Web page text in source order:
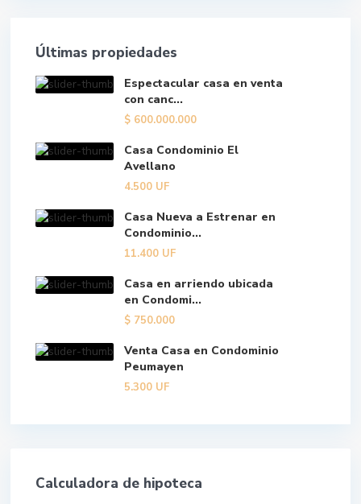
Últimas propiedades
Espectacular casa en venta
con canc...
$ 600.000.000
Casa Condominio El
Avellano
4.500 UF
Casa Nueva a Estrenar en
Condominio...
11.400 UF
Casa en arriendo ubicada
en Condomi...
$ 750.000
Venta Casa en Condominio
Peumayen
5.300 UF
Calculadora de hipoteca